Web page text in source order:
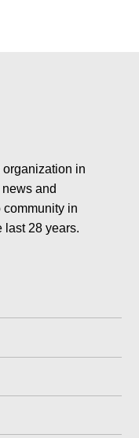
in
and
in
last 28 years.